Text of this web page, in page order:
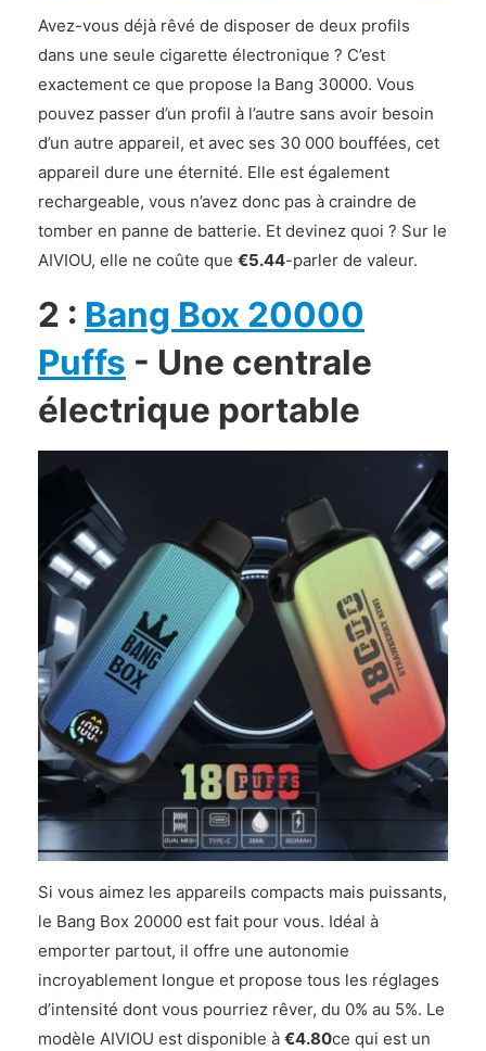
Avez-vous déjà rêvé de disposer de deux profils
dans une seule cigarette électronique ? C’est
exactement ce que propose la Bang 30000. Vous
pouvez passer d’un profil à l’autre sans avoir besoin
d’un autre appareil, et avec ses 30 000 bouffées, cet
appareil dure une éternité. Elle est également
rechargeable, vous n’avez donc pas à craindre de
tomber en panne de batterie. Et devinez quoi ? Sur le
AIVIOU, elle ne coûte que €5.44-parler de valeur.
2 : Bang Box 20000
Puffs - Une centrale
électrique portable
Si vous aimez les appareils compacts mais puissants,
le Bang Box 20000 est fait pour vous. Idéal à
emporter partout, il offre une autonomie
incroyablement longue et propose tous les réglages
d’intensité dont vous pourriez rêver, du 0% au 5%. Le
modèle AIVIOU est disponible à €4.80ce qui est un